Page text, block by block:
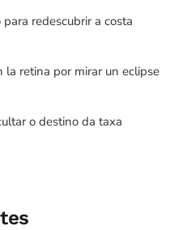
redescubrir a costa
la retina por mirar un eclipse
o destino da taxa